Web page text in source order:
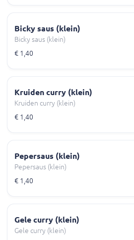
Bicky saus (klein)
Bicky saus (klein)
€ 1,40
Kruiden curry (klein)
Kruiden curry (klein)
€ 1,40
Pepersaus (klein)
Pepersaus (klein)
€ 1,40
Gele curry (klein)
Gele curry (klein)